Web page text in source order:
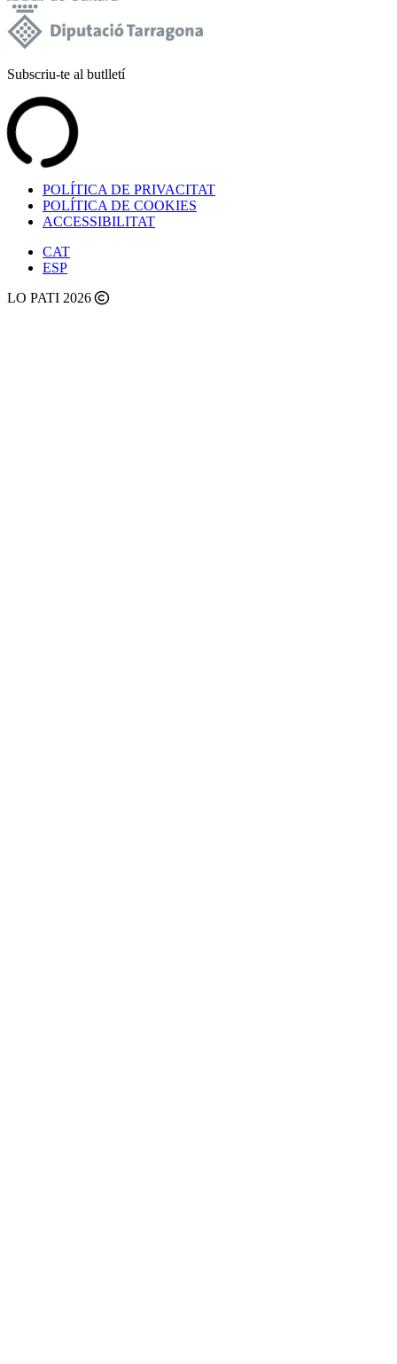
Subscriu-te al butlletí
POLÍTICA DE PRIVACITAT
POLÍTICA DE COOKIES
ACCESSIBILITAT
CAT
ESP
LO PATI 2026